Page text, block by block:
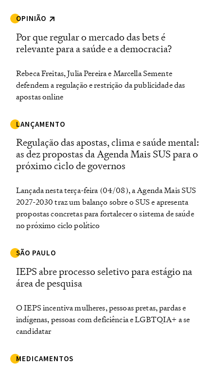
OPINIÃO
Por que regular o mercado das bets é
relevante para a saúde e a democracia?
Rebeca Freitas, Julia Pereira e Marcella Semente
defendem a regulação e restrição da publicidade das
apostas online
LANÇAMENTO
Regulação das apostas, clima e saúde mental:
as dez propostas da Agenda Mais SUS para o
próximo ciclo de governos
Lançada nesta terça-feira (04/08), a Agenda Mais SUS
2027-2030 traz um balanço sobre o SUS e apresenta
propostas concretas para fortalecer o sistema de saúde
no próximo ciclo político
SÃO PAULO
IEPS abre processo seletivo para estágio na
área de pesquisa
O IEPS incentiva mulheres, pessoas pretas, pardas e
indígenas, pessoas com deficiência e LGBTQIA+ a se
candidatar
MEDICAMENTOS